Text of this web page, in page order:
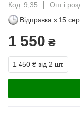
Код: 9,35
Опт і
Відправка з 15
1 550 ₴
1 450 ₴ від 2 шт.